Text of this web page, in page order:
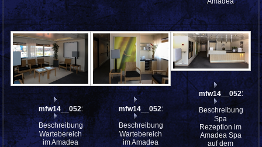
mfw14__052166
Beschreibung:
Wartebereich
im Amadea
mfw14__052165
Beschreibung:
Wartebereich
im Amadea
mfw14__052164st
Beschreibung:
Spa
Rezeption im
Amadea Spa
auf dem